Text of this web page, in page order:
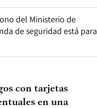
del Ministerio de
de seguridad está para
con tarjetas
en una